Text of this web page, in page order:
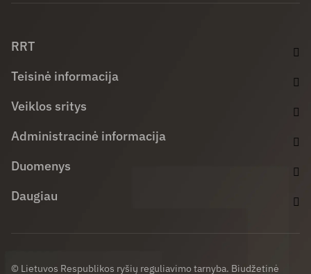
RRT
Teisinė informacija
Veiklos sritys
Administracinė informacija
Duomenys
Daugiau
© Lietuvos Respublikos ryšių reguliavimo tarnyba. Biudžetinė